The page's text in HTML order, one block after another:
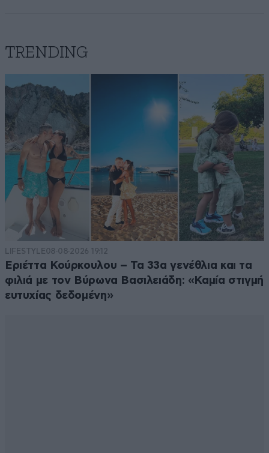
TRENDING
LIFESTYLE08·08·2026 19:12
Εριέττα Κούρκουλου – Τα 33α γενέθλια και τα
φιλιά με τον Βύρωνα Βασιλειάδη: «Καμία στιγμή
ευτυχίας δεδομένη»